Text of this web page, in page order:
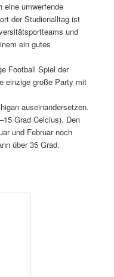
eine umwerfende
der Studienalltag ist
und
ein gutes
Football Spiel der
einzige große Party mit
auseinandersetzen.
Grad Celcius). Den
und Februar noch
über 35 Grad.